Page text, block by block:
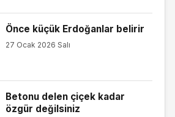
Önce küçük Erdoğanlar belirir
27 Ocak 2026 Salı
Betonu delen çiçek kadar
özgür değilsiniz